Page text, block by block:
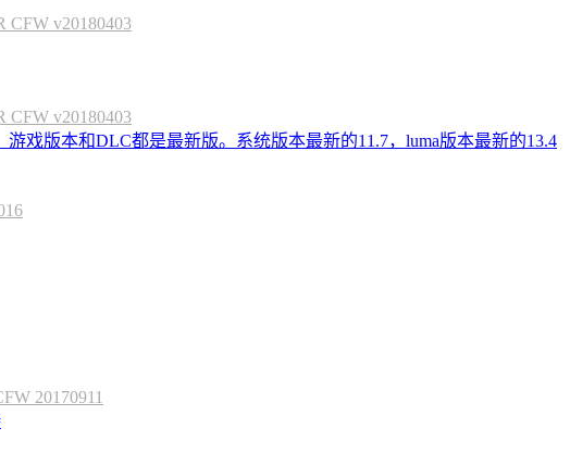
v20180403
v20180403
戏版本和DLC都是最新版。系统版本最新的11.7，luma版本最新的13.4
20170911